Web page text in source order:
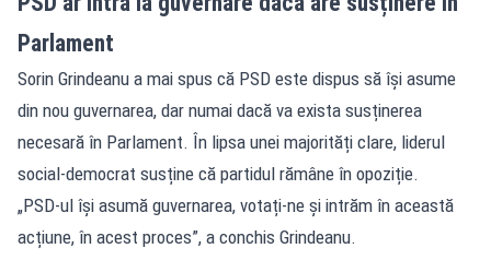
Parlament
Sorin Grindeanu a mai spus că PSD este dispus să își asume
din nou guvernarea, dar numai dacă va exista susținerea
necesară în Parlament. În lipsa unei majorități clare, liderul
social-democrat susține că partidul rămâne în opoziție.
„PSD-ul își asumă guvernarea, votați-ne și intrăm în această
acțiune, în acest proces”, a conchis Grindeanu.